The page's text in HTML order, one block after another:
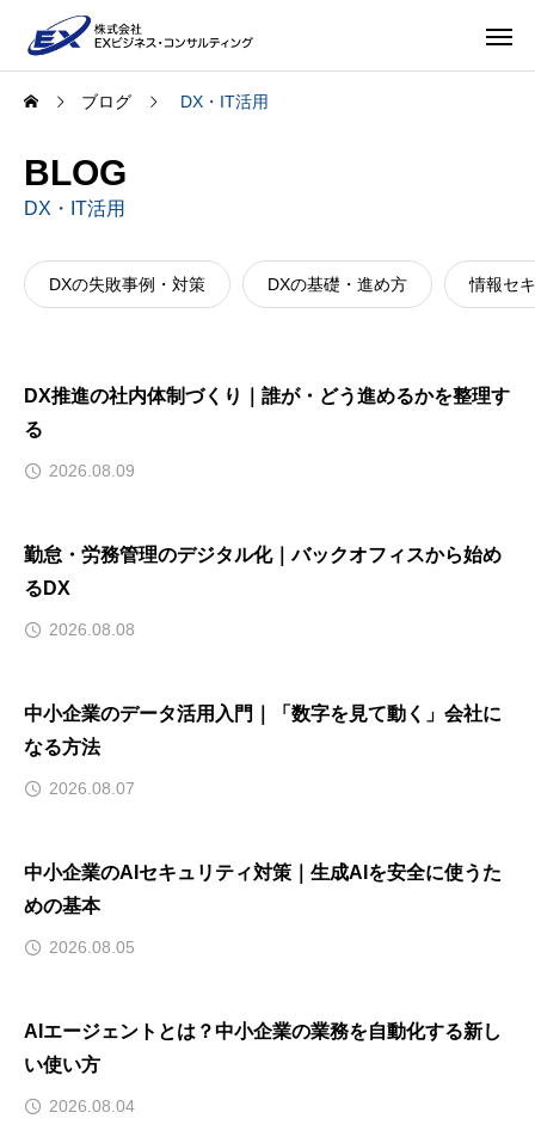
ブログ DX・IT活用
BLOG
DX・IT活用
DXの失敗事例・対策 DXの基礎・進め方 情報セ
DX推進の社内体制づくり｜誰が・どう進めるかを整理す
る
2026.08.09
勤怠・労務管理のデジタル化｜バックオフィスから始め
るDX
2026.08.08
中小企業のデータ活用入門｜「数字を見て動く」会社に
なる方法
2026.08.07
中小企業のAIセキュリティ対策｜生成AIを安全に使うた
めの基本
2026.08.05
AIエージェントとは？中小企業の業務を自動化する新し
い使い方
2026.08.04